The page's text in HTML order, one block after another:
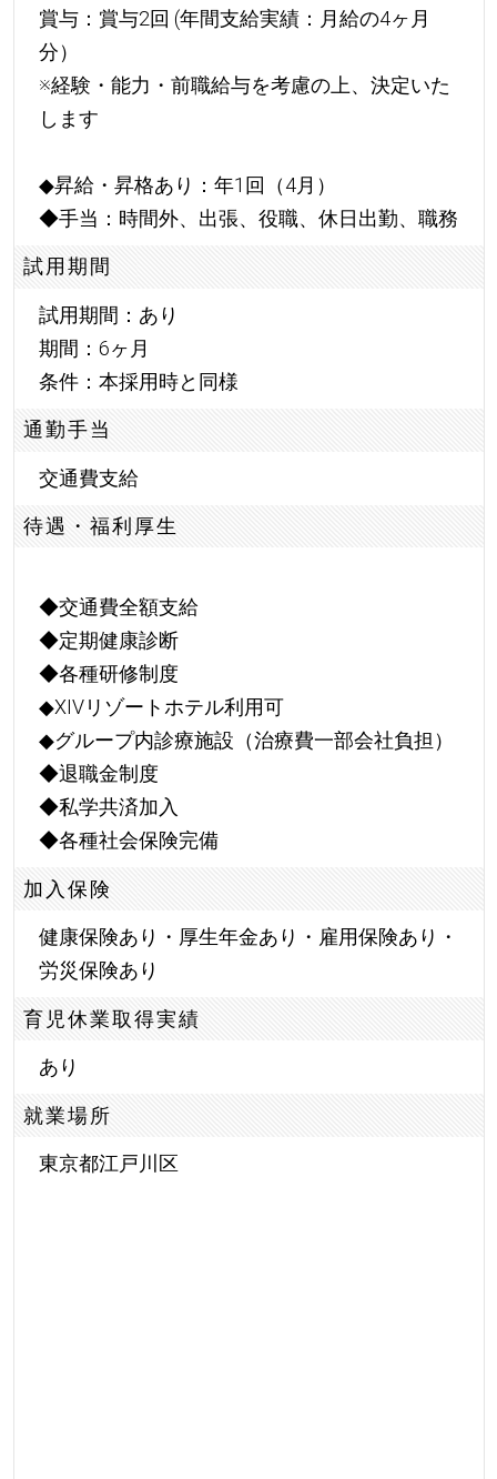
賞与：賞与2回 (年間支給実績：月給の4ヶ月
分）
※経験・能力・前職給与を考慮の上、決定いた
します
◆昇給・昇格あり：年1回（4月）
◆手当：時間外、出張、役職、休日出勤、職務
試用期間
試用期間：あり
期間：6ヶ月
条件：本採用時と同様
通勤手当
交通費支給
待遇・福利厚生
◆交通費全額支給
◆定期健康診断
◆各種研修制度
◆XIVリゾートホテル利用可
◆グループ内診療施設（治療費一部会社負担）
◆退職金制度
◆私学共済加入
◆各種社会保険完備
加入保険
健康保険あり・厚生年金あり・雇用保険あり・
労災保険あり
育児休業取得実績
あり
就業場所
東京都江戸川区